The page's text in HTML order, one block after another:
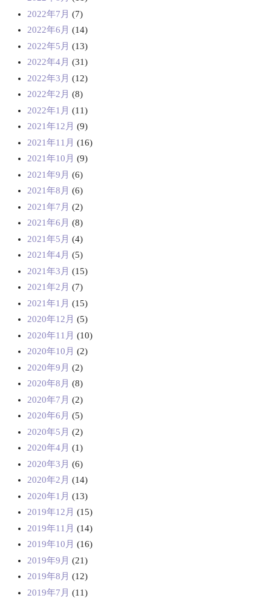
2022年7月 (7)
2022年6月 (14)
2022年5月 (13)
2022年4月 (31)
2022年3月 (12)
2022年2月 (8)
2022年1月 (11)
2021年12月 (9)
2021年11月 (16)
2021年10月 (9)
2021年9月 (6)
2021年8月 (6)
2021年7月 (2)
2021年6月 (8)
2021年5月 (4)
2021年4月 (5)
2021年3月 (15)
2021年2月 (7)
2021年1月 (15)
2020年12月 (5)
2020年11月 (10)
2020年10月 (2)
2020年9月 (2)
2020年8月 (8)
2020年7月 (2)
2020年6月 (5)
2020年5月 (2)
2020年4月 (1)
2020年3月 (6)
2020年2月 (14)
2020年1月 (13)
2019年12月 (15)
2019年11月 (14)
2019年10月 (16)
2019年9月 (21)
2019年8月 (12)
2019年7月 (11)